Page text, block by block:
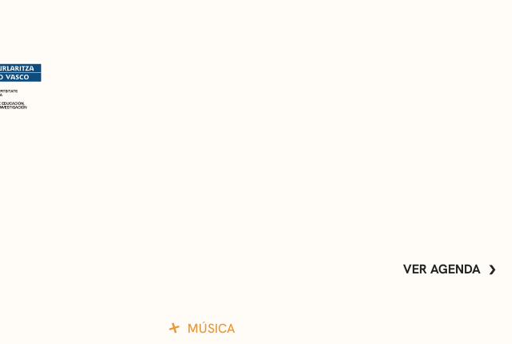
VER AGENDA
MÚSICA